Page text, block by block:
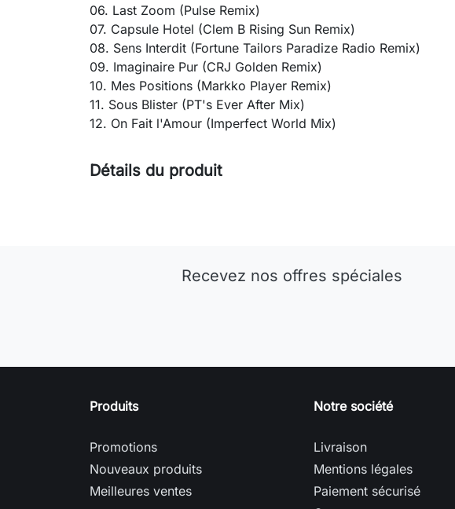
06. Last Zoom (Pulse Remix)
07. Capsule Hotel (Clem B Rising Sun Remix)
08. Sens Interdit (Fortune Tailors Paradize Radio Remix)
09. Imaginaire Pur (CRJ Golden Remix)
10. Mes Positions (Markko Player Remix)
11. Sous Blister (PT's Ever After Mix)
12. On Fait l'Amour (Imperfect World Mix)
Détails du produit
Recevez nos offres spéciales
Produits
Promotions
Nouveaux produits
Meilleures ventes
Notre société
Livraison
Mentions légales
Paiement sécurisé